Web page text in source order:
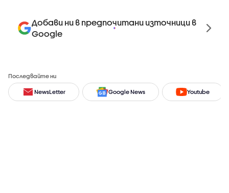
Добави ни в предпочитани източници в
Google
Последвайте ни
NewsLetter Google News Youtube